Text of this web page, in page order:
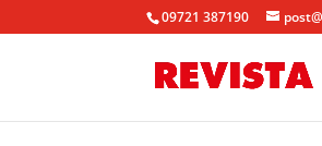
09721 387190